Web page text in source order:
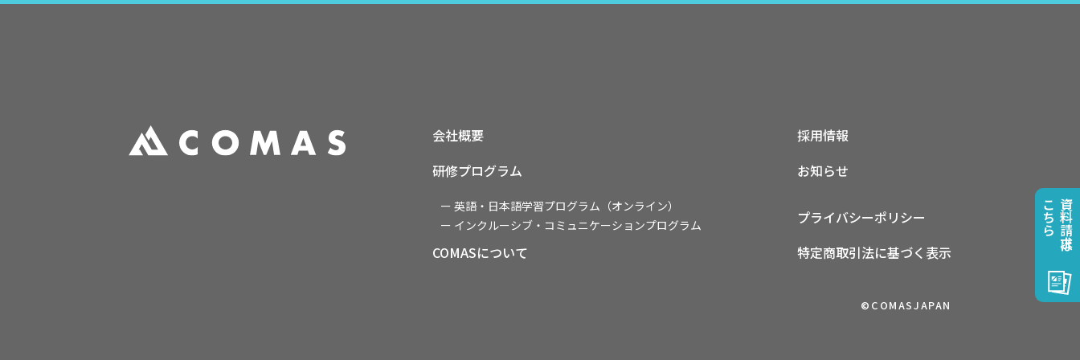
会社概要
採用情報
研修プログラム
ー 英語・日本語学習プログラム （オンライン）
ー インクルーシブ・コミュニケーションプログラム
お知らせ
プライバシーポリシー
COMASについて
特定商取引法に基づく表示
©COMASJAPAN
資料請求は
こちら